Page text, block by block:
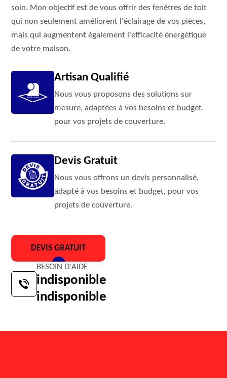
soin. Mon objectif est de vous offrir des fenêtres de toit
qui non seulement améliorent l'éclairage de vos pièces,
mais qui augmentent également l'efficacité énergétique
de votre maison.
Artisan Qualifié
Nous vous proposons des solutions sur
mesure, adaptées à vos besoins et budget,
pour vos projets de couverture.
Devis Gratuit
Nous vous offrons un devis personnalisé,
adapté à vos besoins et budget, pour vos
projets de couverture.
DEVIS GRATUIT
BESOIN D'AIDE
indisponible
indisponible